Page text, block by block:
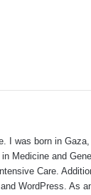
I was born in
Medicine and
Care.
WordPress. As